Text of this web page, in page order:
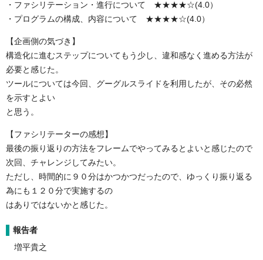
・ファシリテーション・進行について
★★★★☆(4.0）
・プログラムの構成、内容について
★★★★☆(4.0）
【企画側の気づき】
構造化に進むステップについてもう少し、違和感なく進める方法が
必要と感じた。
ツールについては今回、グーグルスライドを利用したが、その必然
を示すとよい
と思う。
【ファシリテーターの感想】
最後の振り返りの方法をフレームでやってみるとよいと感じたので
次回、チャレンジしてみたい。
ただし、時間的に９０分はかつかつだったので、ゆっくり振り返る
為にも１２０分で実施するの
はありではないかと感じた。
報告者
増平貴之